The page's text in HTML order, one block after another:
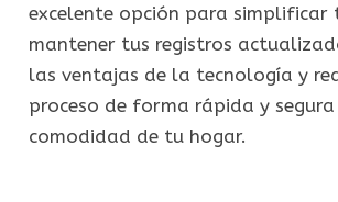
excelente opción para simplificar
mantener tus registros
las ventajas de la tecnología y
proceso de forma rápida y
comodidad de tu hogar.